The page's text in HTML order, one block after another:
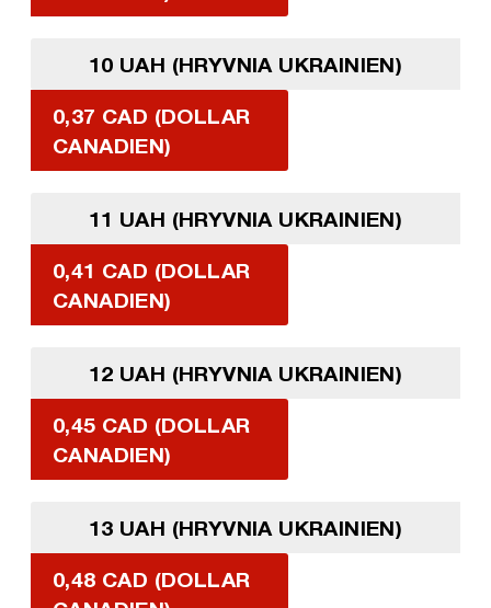
10 UAH (HRYVNIA UKRAINIEN)
0,37 CAD (DOLLAR
CANADIEN)
11 UAH (HRYVNIA UKRAINIEN)
0,41 CAD (DOLLAR
CANADIEN)
12 UAH (HRYVNIA UKRAINIEN)
0,45 CAD (DOLLAR
CANADIEN)
13 UAH (HRYVNIA UKRAINIEN)
0,48 CAD (DOLLAR